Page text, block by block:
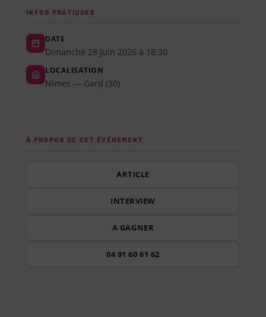
INFOS PRATIQUES
DATE
Dimanche 28 Juin 2026 à 18:30
LOCALISATION
Nîmes — Gard (30)
À PROPOS DE CET ÉVÉNEMENT
ARTICLE
INTERVIEW
A GAGNER
04 91 60 61 62